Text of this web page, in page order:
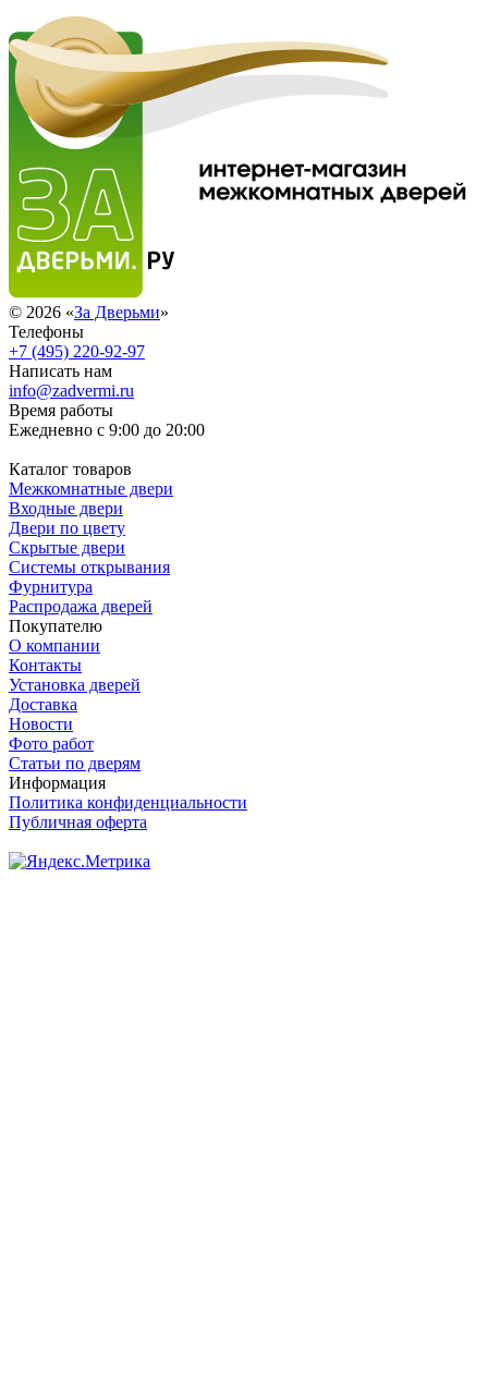
© 2026 «За Дверьми»
Телефоны
+7 (495) 220-92-97
Написать нам
info@zadvermi.ru
Время работы
Ежедневно с 9:00 до 20:00
Каталог товаров
Межкомнатные двери
Входные двери
Двери по цвету
Скрытые двери
Системы открывания
Фурнитура
Распродажа дверей
Покупателю
О компании
Контакты
Установка дверей
Доставка
Новости
Фото работ
Статьи по дверям
Информация
Политика конфиденциальности
Публичная оферта